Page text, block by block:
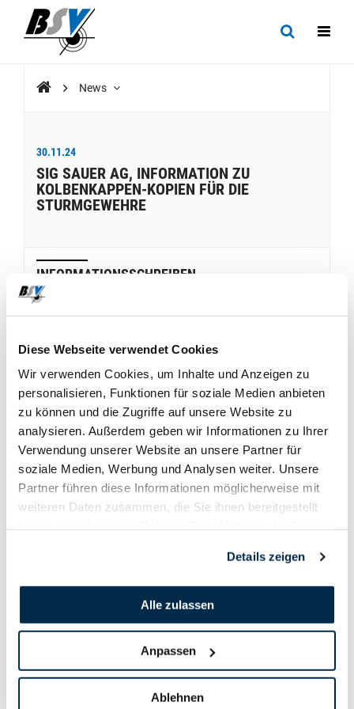
Diese Webseite verwendet Cookies
Wir verwenden Cookies, um Inhalte und Anzeigen zu
personalisieren, Funktionen für soziale Medien anbieten
zu können und die Zugriffe auf unsere Website zu
analysieren. Außerdem geben wir Informationen zu Ihrer
Verwendung unserer Website an unsere Partner für
soziale Medien, Werbung und Analysen weiter. Unsere
Partner führen diese Informationen möglicherweise mit
weiteren Daten zusammen, die Sie ihnen bereitgestellt
Details zeigen
Alle zulassen
Anpassen
Ablehnen
News
30.11.24
SIG SAUER AG, INFORMATION ZU
KOLBENKAPPEN-KOPIEN FÜR DIE
STURMGEWEHRE
INFORMATIONSSCHREIBEN